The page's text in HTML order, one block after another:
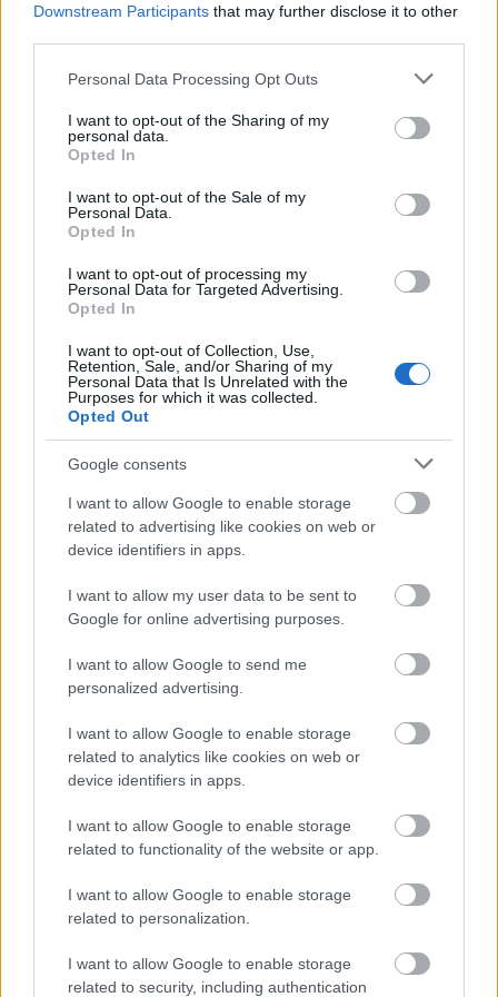
Downstream Participants that may further disclose it to other
Please note that this website/app uses one or more Google
not limited to your visit or usage behaviour. You may click to
grant or deny consent to Google and its third-party tags to
use your data for below specified purposes in below Google
consent section.
Personal Data Processing Opt Outs
I want to opt-out of the Sharing of my
personal data.
Opted In
I want to opt-out of the Sale of my
Personal Data.
Opted In
I want to opt-out of processing my
Personal Data for Targeted Advertising.
Opted In
I want to opt-out of Collection, Use,
Retention, Sale, and/or Sharing of my
Personal Data that Is Unrelated with the
Purposes for which it was collected.
Opted Out
Google consents
I want to allow Google to enable storage
related to advertising like cookies on web or
device identifiers in apps.
I want to allow my user data to be sent to
Google for online advertising purposes.
I want to allow Google to send me
personalized advertising.
I want to allow Google to enable storage
related to analytics like cookies on web or
device identifiers in apps.
I want to allow Google to enable storage
related to functionality of the website or app.
I want to allow Google to enable storage
related to personalization.
I want to allow Google to enable storage
related to security, including authentication
Kritika
5. Mikee Mykanic:
Mikee Mykanic lehengerlően sűrű nyelvi
leleményekkel és a felszínnél jóval sokrétűbb
tartalommal dolgozik, személyes tétekkel. Stílusok
vendégek a nagy öregektől az új generációig.
Interjú,kritika
4. Peremgyerek:Ronga
„Lehet rá gyúrni is és sírni is”: elektronikus
tánczenékből és indie rockból merítő, Istent elvesztő,
kereső és megtaláló dalok. Szórakoztató és komoly,
mélyre hatoló, mindig új jelentéseket feltáró album.
Interjú,kritika
3. Bongor: Extázis